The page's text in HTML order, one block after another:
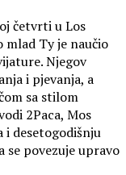
četvrti u Los
mlad Ty je naučio
Njegov
i pjevanja, a
sa stilom
2Paca, Mos
i desetogodišnju
se povezuje upravo